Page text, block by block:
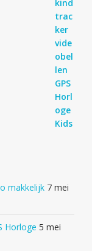
makkelijk 7 mei
Horloge 5 mei